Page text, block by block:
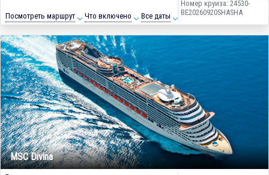
Посмотреть маршрут Что включено Все даты
Номер круиза: 24530-
BE20260920SHASHA
MSC Divina